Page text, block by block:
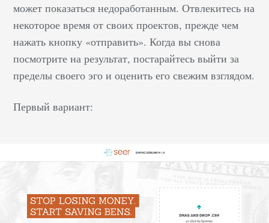
может показаться недоработанным. Отвлекитесь на
некоторое время от своих проектов, прежде чем
нажать кнопку «отправить». Когда вы снова
посмотрите на результат, постарайтесь выйти за
пределы своего эго и оценить его свежим взглядом.
Первый вариант: